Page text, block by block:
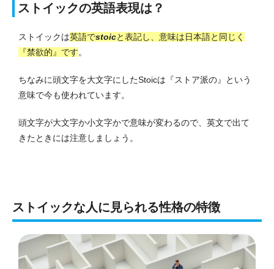
ストイックの英語表現は？
ストイックは英語でstoicと表記し、意味は日本語と同じく
『禁欲的』です。
ちなみに頭文字を大文字にしたStoicは『ストア派の』という
意味で今も使われています。
頭文字が大文字か小文字かで意味が変わるので、英文で出て
きたときには注意しましょう。
ストイックな人に見られる性格の特徴